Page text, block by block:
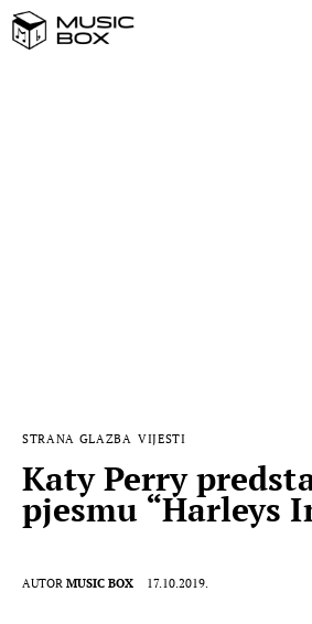
STRANA GLAZBA VIJESTI
Katy Perry
pjesmu “Harleys
AUTOR MUSIC BOX 17.10.2019.